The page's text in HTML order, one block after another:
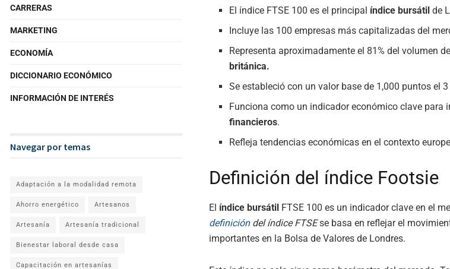
El índice FTSE 100 es el principal índice bursátil de
Incluye las 100 empresas más capitalizadas del
Representa aproximadamente el 81% del volumen de
británica.
Se estableció con un valor base de 1,000 puntos el
Funciona como un indicador económico clave para
financieros.
Refleja tendencias económicas en el contexto
Definición del índice Footsie
El índice bursátil FTSE 100 es un indicador clave en el
definicióndel índice FTSEse basa en reflejar el
importantes en la Bolsa de Valores de Londres.
CARRERAS
MARKETING
ECONOMÍA
DICCIONARIO ECONÓMICO
INFORMACIÓN DE INTERÉS
Navegar por temas
Adaptación a la modalidad remota
Ahorro energético Artesanos
Artesanía Artesanía tradicional
Bienestar laboral desde casa
Capacitación en artesanías